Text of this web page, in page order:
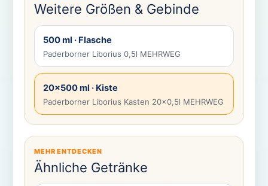
Weitere Größen & Gebinde
500 ml · Flasche
Paderborner Liborius 0,5l MEHRWEG
20×500 ml · Kiste
Paderborner Liborius Kasten 20×0,5l MEHRWEG
MEHR ENTDECKEN
Ähnliche Getränke